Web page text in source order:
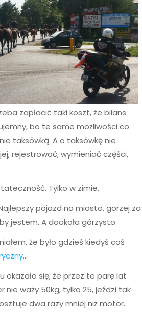
zapłacić taki koszt, że bilans
bo te same możliwości co
taksówką. A o taksówkę nie
rejestrować, wymieniać części,
Tylko w zimie.
pojazd na miasto, gorzej za
jestem. A dookoła górzysto.
że było gdzieś kiedyś coś
…
okazało się, że przez te parę lat
nie waży 50kg, tylko 25, jeździ tak
dwa razy mniej niż motor.